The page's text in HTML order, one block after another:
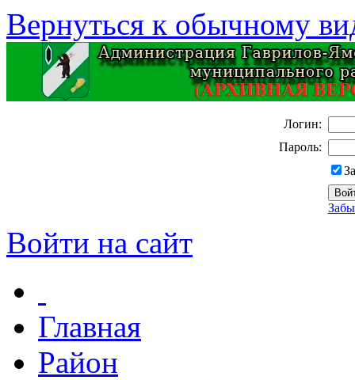
Вернуться к обычному
Логин:
Пароль:
Войти на сайт
Главная
Район